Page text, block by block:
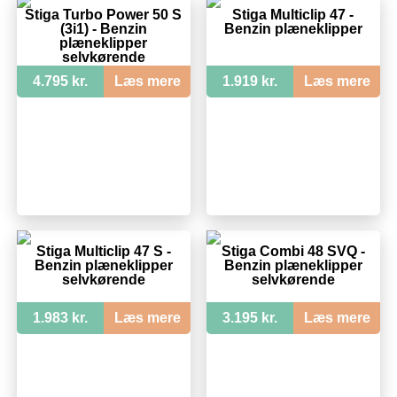
Stiga Turbo Power 50 S
(3i1) - Benzin
plæneklipper
selvkørende
4.795 kr.
Læs mere
Stiga Multiclip 47 -
Benzin plæneklipper
1.919 kr. Læs mere
Stiga Multiclip 47 S -
Benzin plæneklipper
selvkørende
1.983 kr. Læs mere
Stiga Combi 48 SVQ -
Benzin plæneklipper
selvkørende
3.195 kr. Læs mere